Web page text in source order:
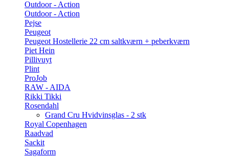
Outdoor - Action
Outdoor - Action
Pejse
Peugeot
Peugeot Hostellerie 22 cm saltkværn + peberkværn
Piet Hein
Pillivuyt
Plint
ProJob
RAW - AIDA
Rikki Tikki
Rosendahl
Grand Cru Hvidvinsglas - 2 stk
Royal Copenhagen
Raadvad
Sackit
Sagaform